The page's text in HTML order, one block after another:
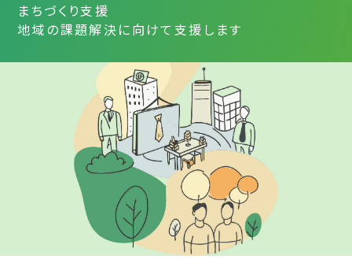
まちづくり支援
地域の課題解決に向けて支援します